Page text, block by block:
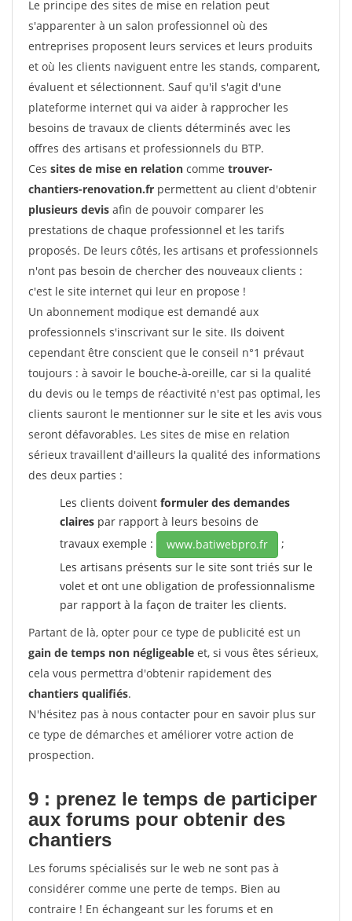
Le principe des sites de mise en relation peut
s'apparenter à un salon professionnel où des
entreprises proposent leurs services et leurs produits
et où les clients naviguent entre les stands, comparent,
évaluent et sélectionnent. Sauf qu'il s'agit d'une
plateforme internet qui va aider à rapprocher les
besoins de travaux de clients déterminés avec les
offres des artisans et professionnels du BTP.
Ces sites de mise en relation comme trouver-
chantiers-renovation.fr permettent au client d'obtenir
plusieurs devis afin de pouvoir comparer les
prestations de chaque professionnel et les tarifs
proposés. De leurs côtés, les artisans et professionnels
n'ont pas besoin de chercher des nouveaux clients :
c'est le site internet qui leur en propose !
Un abonnement modique est demandé aux
professionnels s'inscrivant sur le site. Ils doivent
cependant être conscient que le conseil n°1 prévaut
toujours : à savoir le bouche-à-oreille, car si la qualité
du devis ou le temps de réactivité n'est pas optimal, les
clients sauront le mentionner sur le site et les avis vous
seront défavorables. Les sites de mise en relation
sérieux travaillent d'ailleurs la qualité des informations
des deux parties :
Les clients doivent formuler des demandes
claires par rapport à leurs besoins de
travaux exemple :
www.batiwebpro.fr
;
Les artisans présents sur le site sont triés sur le
volet et ont une obligation de professionnalisme
par rapport à la façon de traiter les clients.
Partant de là, opter pour ce type de publicité est un
gain de temps non négligeable et, si vous êtes sérieux,
cela vous permettra d'obtenir rapidement des
chantiers qualifiés.
N'hésitez pas à nous contacter pour en savoir plus sur
ce type de démarches et améliorer votre action de
prospection.
9 : prenez le temps de participer
aux forums pour obtenir des
chantiers
Les forums spécialisés sur le web ne sont pas à
considérer comme une perte de temps. Bien au
contraire ! En échangeant sur les forums et en